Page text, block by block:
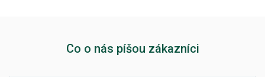
Co o nás píšou zákazníci